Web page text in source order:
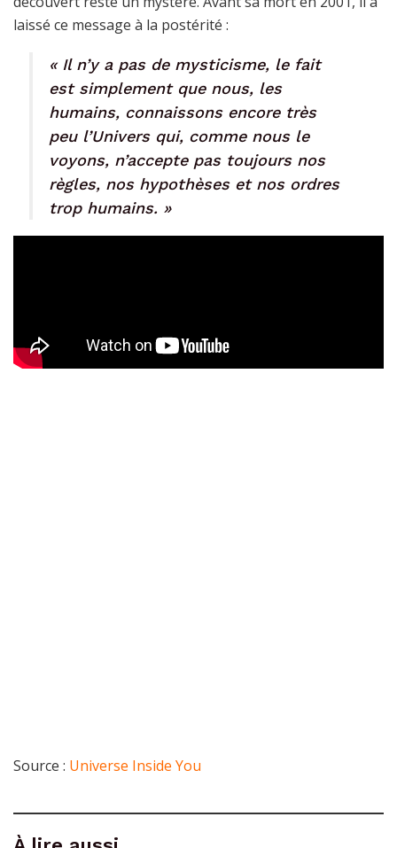
laissé ce message à la postérité :
« Il n’y a pas de mysticisme, le fait
est simplement que nous, les
humains, connaissons encore très
peu l’Univers qui, comme nous le
voyons, n’accepte pas toujours nos
règles, nos hypothèses et nos ordres
trop humains. »
Source : Universe Inside You